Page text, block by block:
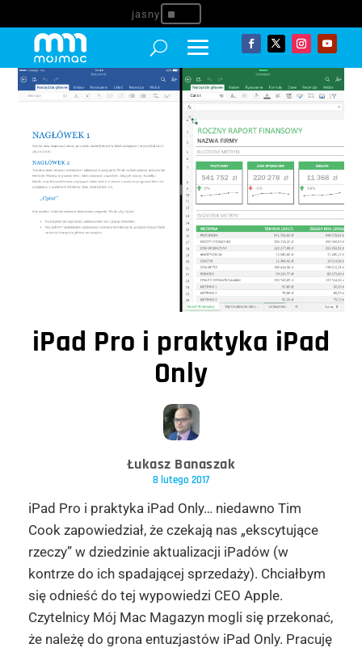
^
iPad Pro i praktyka iPad
Only
Łukasz Banaszak
8 lutego 2017
iPad Pro i praktyka iPad Only… niedawno Tim
Cook zapowiedział, że czekają nas „ekscytujące
rzeczy” w dziedzinie aktualizacji iPadów (w
kontrze do ich spadającej sprzedaży). Chciałbym
się odnieść do tej wypowiedzi CEO Apple.
Czytelnicy Mój Mac Magazyn mogli się przekonać,
że należę do grona entuzjastów iPad Only. Pracuję